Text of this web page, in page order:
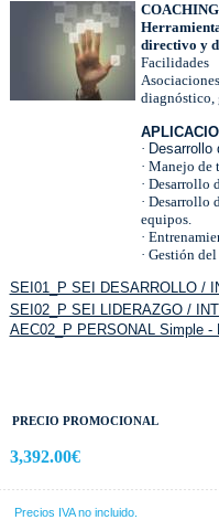
COACHING
directivo y
diagnóstico,
·
· Manejo de
· Desarrollo
· Desarrollo
equipos.
·
· Gestión
SEI01_P SEI DESARROLLO /
SEI02_P SEI LIDERAZGO /
AEC02_P PERSONAL Simple
PRECIO PROMOCIONAL
3,392.00€
Precios IVA no incluido.